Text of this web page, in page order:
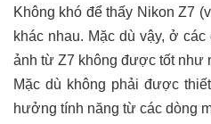
Không khó để thấy Nikon Z7
khác nhau. Mặc dù vậy, ở
ảnh từ Z7 không được tốt như
Mặc dù không phải được
hưởng tính năng từ các dòng